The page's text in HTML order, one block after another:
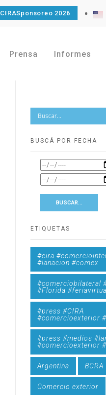
CIRASponsoreo 2026
Prensa Informes
BUSCÁ POR FECHA
ETIQUETAS
#cira
#lanacion #comex
#comerciobilateral
#Florida
#press #CIRA
#comercioexterior
#press #medios
#comercioexterior
Argentina BCRA
Comercio exterior